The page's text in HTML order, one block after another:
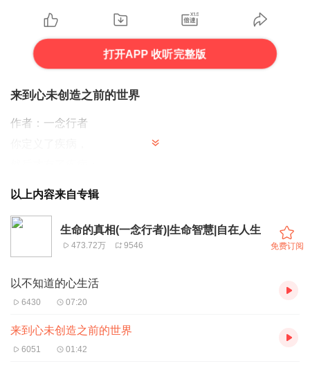
打开APP 收听完整版
来到心未创造之前的世界
作者：一念行者
你定义了癌症，
你定义了发疯，
才有了发疯；
才有了巨婴。
才有了画；
你的心化某个幻象，
以上内容来自专辑
生命的真相(一念行者)|生命智慧|自在人生
473.72万 9546 免费订阅
以不知道的心生活
6430 07:20
来到心未创造之前的世界
6051 01:42